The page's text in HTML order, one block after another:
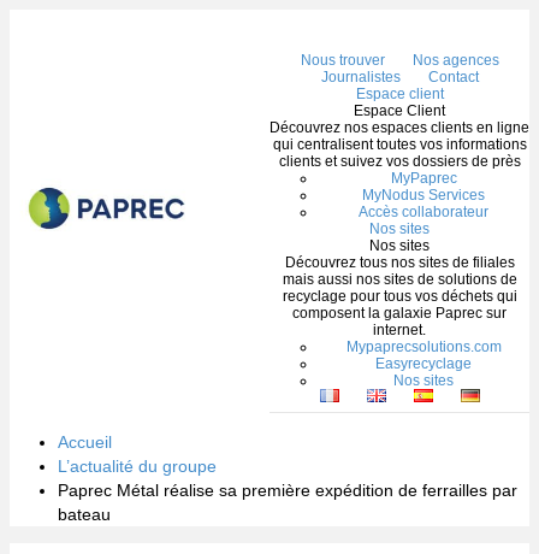
Nous trouver
Nos agences
Journalistes
Contact
Espace client
Espace Client
Découvrez nos espaces clients en ligne
qui centralisent toutes vos informations
clients et suivez vos dossiers de près
MyPaprec
MyNodus Services
Accès collaborateur
Nos sites
Nos sites
Découvrez tous nos sites de filiales
mais aussi nos sites de solutions de
recyclage pour tous vos déchets qui
composent la galaxie Paprec sur
internet.
Mypaprecsolutions.com
Easyrecyclage
Nos sites
Accueil
L’actualité du groupe
Paprec Métal réalise sa première expédition de ferrailles par
bateau